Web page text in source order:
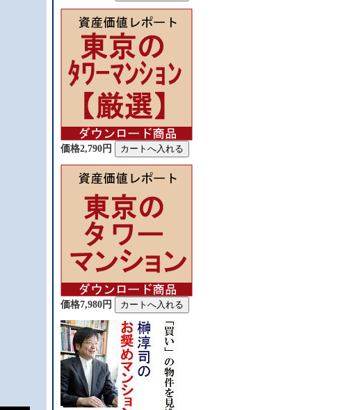
価格2,790円
価格7,980円